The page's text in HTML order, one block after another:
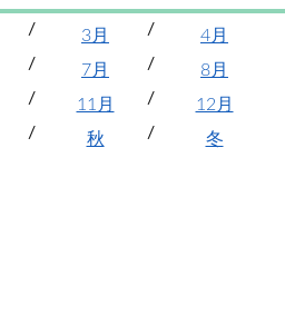
3月
4月
7月
8月
11月
12月
秋 冬